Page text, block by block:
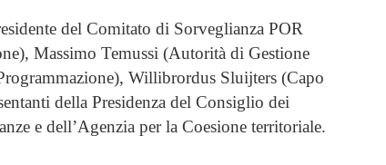
del Comitato di Sorveglianza POR
Massimo Temussi (Autorità di Gestione
Willibrordus Sluijters (Capo
della Presidenza del Consiglio dei
e dell’Agenzia per la Coesione territoriale.